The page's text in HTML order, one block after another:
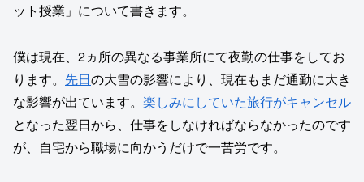
ット授業」について書きます。
僕は現在、2ヵ所の異なる事業所にて夜勤の仕事をしてお
ります。 先日の大雪の影響により、現在もまだ通勤に大き
な影響が出ています。 楽しみにしていた旅行がキャンセル
となった翌日から、仕事をしなければならなかったのです
が、自宅から職場に向かうだけで一苦労です。